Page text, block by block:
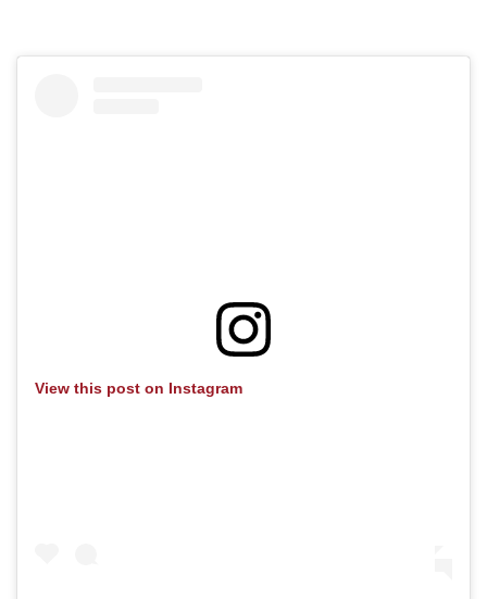
View this post on Instagram